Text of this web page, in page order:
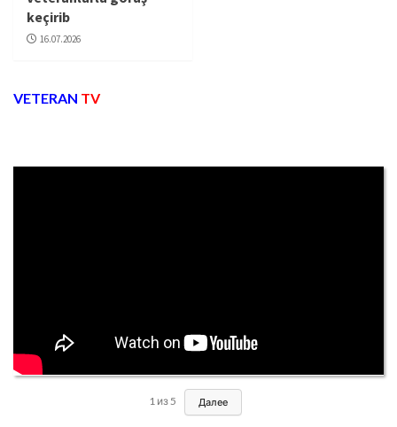
keçirib
16.07.2026
VETERAN TV
1 из 5 Далее